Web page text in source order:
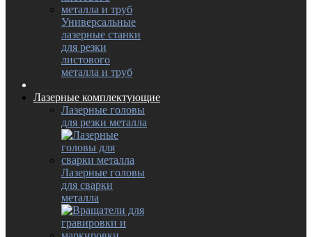
Универсальные
лазерные станки
для резки
листового
металла и труб
Лазерные комплектующие
Лазерные головы
для резки металла
Лазерные головы
для сварки
металла